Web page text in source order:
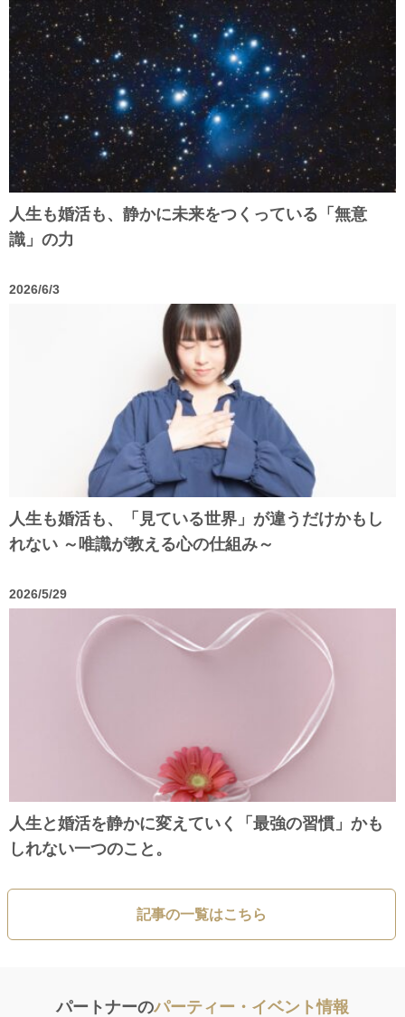
人生も婚活も、静かに未来をつくっている「無意
識」の力
2026/6/3
人生も婚活も、「見ている世界」が違うだけかもし
れない ～唯識が教える心の仕組み～
2026/5/29
人生と婚活を静かに変えていく「最強の習慣」かも
しれない一つのこと。
記事の一覧はこちら
パートナーのパーティー・イベント情報